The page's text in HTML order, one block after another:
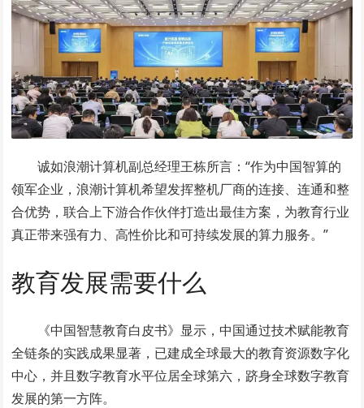
诚如浪潮计算机副总经理王栋所言：“作为中国智算的
领军企业，浪潮计算机希望发挥整机厂商的连接、连通和整
合优势，联合上下游合作伙伴打造出最佳方案，为教育行业
真正带来强有力、高性价比和可持续发展的算力服务。”
教育发展需要什么
《中国智慧教育白皮书》显示，中国通过技术赋能教育
全链条的实践成果显著，已建成全球最大的教育资源数字化
中心，并且数字教育水平位居全球第六，跻身全球数字教育
发展的第一方阵。